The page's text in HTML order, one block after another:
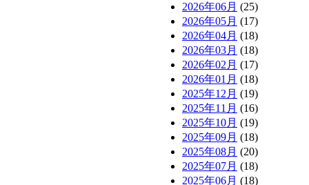
2026年06月 (25)
2026年05月 (17)
2026年04月 (18)
2026年03月 (18)
2026年02月 (17)
2026年01月 (18)
2025年12月 (19)
2025年11月 (16)
2025年10月 (19)
2025年09月 (18)
2025年08月 (20)
2025年07月 (18)
2025年06月 (18)